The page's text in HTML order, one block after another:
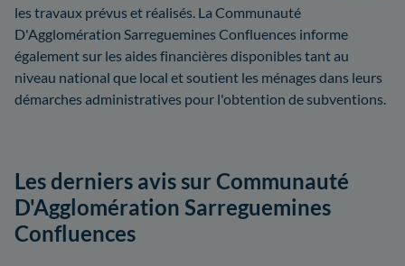
les travaux prévus et réalisés. La Communauté
D'Agglomération Sarreguemines Confluences informe
également sur les aides financières disponibles tant au
niveau national que local et soutient les ménages dans leurs
démarches administratives pour l'obtention de subventions.
Les derniers avis sur Communauté
D'Agglomération Sarreguemines
Confluences